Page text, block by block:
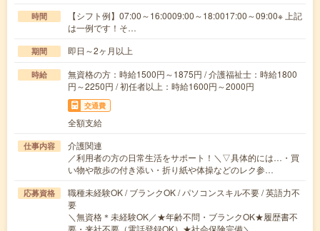
時間
【シフト例】07:00～16:0009:00～18:0017:00～09:00※ 上記
は一例です！そ…
期間 即日～2ヶ月以上
時給
無資格の方：時給1500円～1875円 / 介護福祉士：時給1800
円～2250円 / 初任者以上：時給1600円～2000円
交通費
全額支給
仕事内容
介護関連
／利用者の方の日常生活をサポート！＼▽具体的には…・買
い物や散歩の付き添い・折り紙や体操などのレク参…
応募資格
職種未経験OK / ブランクOK / パソコンスキル不要 / 英語力不
要
＼無資格＊未経験OK／★年齢不問・ブランクOK★履歴書不